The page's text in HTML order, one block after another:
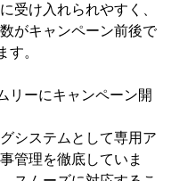
受け入れられやすく、
がキャンペーン前後で
す。
リーにキャンペーン開
システムとして専用ア
管理を徹底していま